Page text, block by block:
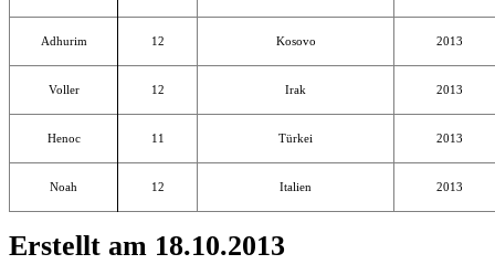
Adhurim 12 Kosovo 2013
Voller 12 Irak 2013
Henoc 11 Türkei 2013
Noah 12 Italien 2013
Erstellt am 18.10.2013